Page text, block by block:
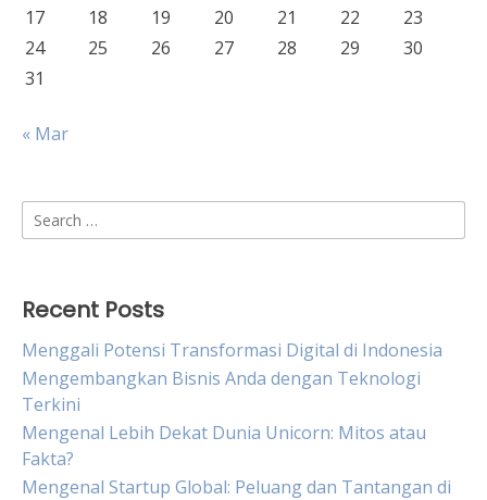
17
18 19 20 21 22
23
24
25 26 27 28 29
30
31
« Mar
Search
for:
Recent Posts
Menggali Potensi Transformasi Digital di Indonesia
Mengembangkan Bisnis Anda dengan Teknologi
Terkini
Mengenal Lebih Dekat Dunia Unicorn: Mitos atau
Fakta?
Mengenal Startup Global: Peluang dan Tantangan di